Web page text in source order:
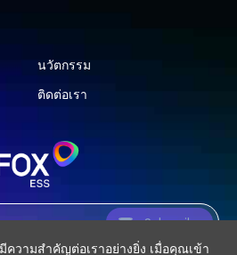
วามสำคัญต่อเราอย่างยิ่ง เมื่อคุณเข้า
Subscribe
นวัตกรรม
ติดต่อเรา